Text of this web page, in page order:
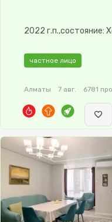
2022 г.п.,состояние:
частное лицо
Алматы 7 авг. 6781